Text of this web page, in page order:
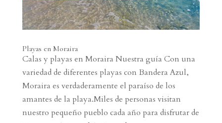
Playas en Moraira
Calas y playas en Moraira Nuestra guía Con una
variedad de diferentes playas con Bandera Azul,
Moraira es verdaderamente el paraíso de los
amantes de la playa.Miles de personas visitan
nuestro pequeño pueblo cada año para disfrutar de